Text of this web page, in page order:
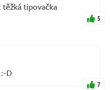
tipovačka
5
D
7